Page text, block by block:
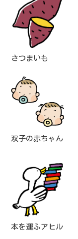
さつまいも
双子の赤ちゃん
本を運ぶアヒル